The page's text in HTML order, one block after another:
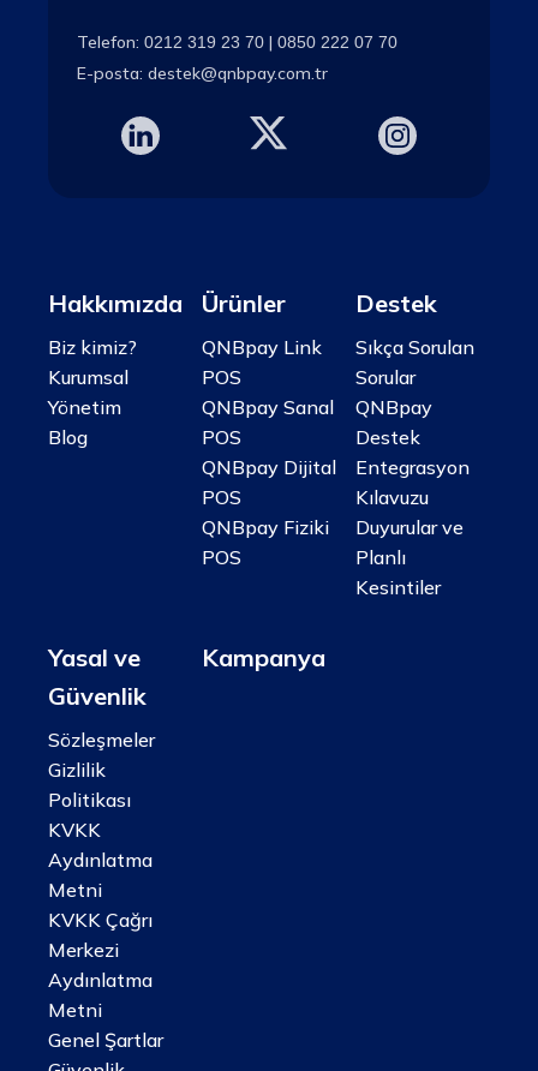
Telefon: 0212 319 23 70 | 0850 222 07 70
E-posta: destek@qnbpay.com.tr
Hakkımızda
Biz kimiz?
Kurumsal
Yönetim
Blog
Ürünler
QNBpay Link
POS
QNBpay Sanal
POS
QNBpay Dijital
POS
QNBpay Fiziki
POS
Destek
Sıkça Sorulan
Sorular
QNBpay
Destek
Entegrasyon
Kılavuzu
Duyurular ve
Planlı
Kesintiler
Yasal ve
Güvenlik
Sözleşmeler
Gizlilik
Politikası
KVKK
Aydınlatma
Metni
KVKK Çağrı
Merkezi
Aydınlatma
Metni
Genel Şartlar
Kampanya